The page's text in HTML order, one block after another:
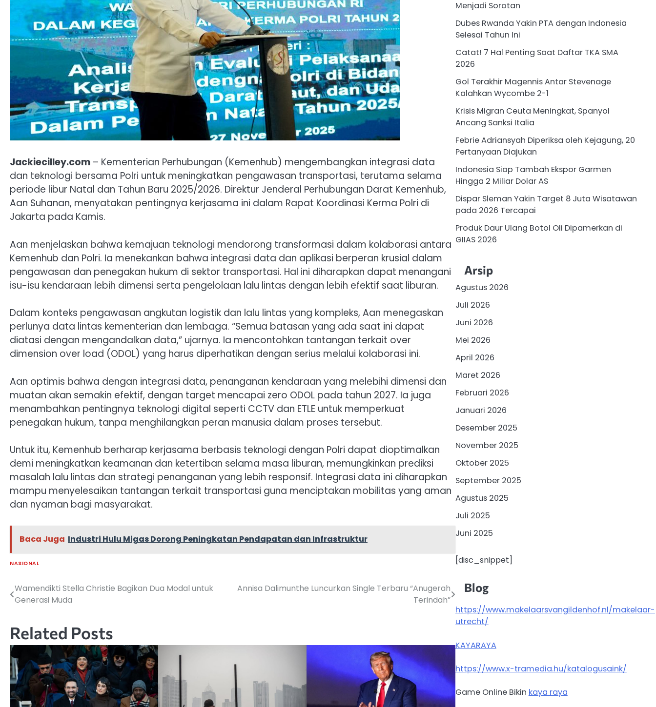
Jackiecilley.com – Kementerian Perhubungan (Kemenhub) mengembangkan integrasi data
dan teknologi bersama Polri untuk meningkatkan pengawasan transportasi, terutama selama
periode libur Natal dan Tahun Baru 2025/2026. Direktur Jenderal Perhubungan Darat Kemenhub,
Aan Suhanan, menyatakan pentingnya kerjasama ini dalam Rapat Koordinasi Kerma Polri di
Jakarta pada Kamis.
Aan menjelaskan bahwa kemajuan teknologi mendorong transformasi dalam kolaborasi antara
Kemenhub dan Polri. Ia menekankan bahwa integrasi data dan aplikasi berperan krusial dalam
pengawasan dan penegakan hukum di sektor transportasi. Hal ini diharapkan dapat menangani
isu-isu kendaraan lebih dimensi serta pengelolaan lalu lintas dengan lebih efektif saat liburan.
Dalam konteks pengawasan angkutan logistik dan lalu lintas yang kompleks, Aan menegaskan
perlunya data lintas kementerian dan lembaga. “Semua batasan yang ada saat ini dapat
diatasi dengan mengandalkan data,” ujarnya. Ia mencontohkan tantangan terkait over
dimension over load (ODOL) yang harus diperhatikan dengan serius melalui kolaborasi ini.
Aan optimis bahwa dengan integrasi data, penanganan kendaraan yang melebihi dimensi dan
muatan akan semakin efektif, dengan target mencapai zero ODOL pada tahun 2027. Ia juga
menambahkan pentingnya teknologi digital seperti CCTV dan ETLE untuk memperkuat
penegakan hukum, tanpa menghilangkan peran manusia dalam proses tersebut.
Untuk itu, Kemenhub berharap kerjasama berbasis teknologi dengan Polri dapat dioptimalkan
demi meningkatkan keamanan dan ketertiban selama masa liburan, memungkinkan prediksi
masalah lalu lintas dan strategi penanganan yang lebih responsif. Integrasi data ini diharapkan
mampu menyelesaikan tantangan terkait transportasi guna menciptakan mobilitas yang aman
dan nyaman bagi masyarakat.
Baca Juga Industri Hulu Migas Dorong Peningkatan Pendapatan dan Infrastruktur
NASIONAL
Navigasi
Wamendikti Stella Christie Bagikan Dua Modal untuk
Generasi Muda
Annisa Dalimunthe Luncurkan Single Terbaru “Anugerah
Terindah”
Related Posts
Menjadi Sorotan
Dubes Rwanda Yakin PTA dengan Indonesia
Selesai Tahun Ini
Catat! 7 Hal Penting Saat Daftar TKA SMA
2026
Gol Terakhir Magennis Antar Stevenage
Kalahkan Wycombe 2-1
Krisis Migran Ceuta Meningkat, Spanyol
Ancang Sanksi Italia
Febrie Adriansyah Diperiksa oleh Kejagung, 20
Pertanyaan Diajukan
Indonesia Siap Tambah Ekspor Garmen
Hingga 2 Miliar Dolar AS
Dispar Sleman Yakin Target 8 Juta Wisatawan
pada 2026 Tercapai
Produk Daur Ulang Botol Oli Dipamerkan di
GIIAS 2026
Arsip
Agustus 2026
Juli 2026
Juni 2026
Mei 2026
April 2026
Maret 2026
Februari 2026
Januari 2026
Desember 2025
November 2025
Oktober 2025
September 2025
Agustus 2025
Juli 2025
Juni 2025
[disc_snippet]
Blog
https://www.makelaarsvangildenhof.nl/makelaar-
utrecht/
KAYARAYA
https://www.x-tramedia.hu/katalogusaink/
Game Online Bikin kaya raya